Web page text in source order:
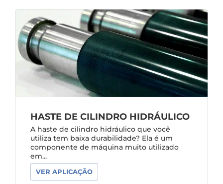
HASTE DE CILINDRO HIDRÁULICO
A haste de cilindro hidráulico que você
utiliza tem baixa durabilidade? Ela é um
componente de máquina muito utilizado
em...
VER APLICAÇÃO